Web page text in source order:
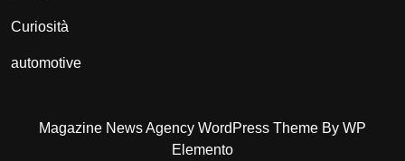
Curiosità
automotive
Magazine News Agency WordPress Theme By WP
Elemento